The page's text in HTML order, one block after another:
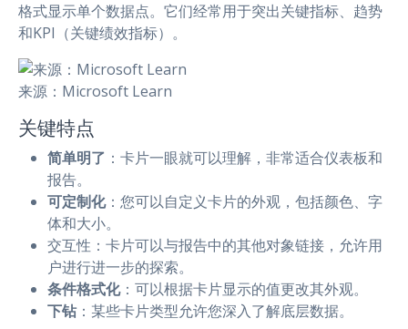
格式显示单个数据点。它们经常用于突出关键指标、趋势
和KPI（关键绩效指标）。
来源：Microsoft Learn
关键特点
简单明了 ：卡片一眼就可以理解，非常适合仪表板和
报告。
可定制化：您可以自定义卡片的外观，包括颜色、字
体和大小。
交互性：卡片可以与报告中的其他对象链接，允许用
户进行进一步的探索。
条件格式化：可以根据卡片显示的值更改其外观。
下钻：某些卡片类型允许您深入了解底层数据。